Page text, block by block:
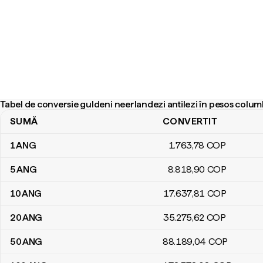
Tabel de conversie guldeni neerlandezi antilezi în pesos
Tabel de conversie guldeni neerlandezi antilezi în pesos columbieni
SUMĂ CONVERTIT
1ANG 1.763,78 COP
5ANG 8.818,90 COP
10ANG 17.637,81 COP
20ANG 35.275,62 COP
50ANG 88.189,04 COP